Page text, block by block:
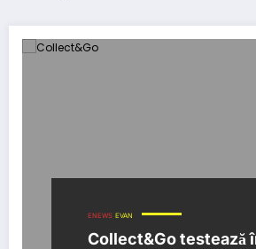
ENEWS EVAN
Collect&Go testează